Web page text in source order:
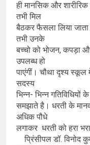
ही मानसिक और
तभी मिल
बैठकर फैसला लिया
तभी उनके
बच्चो को भोजन, कपड़ा
उपलब्ध हो
पाएंगीं। चौथा दृश्य
सदस्य
भिन्न- भिन्न गतिविधियों
समझाते है। धरती के
अधिक पौधे
लगाकर धरती को हरा
प्रिंसीपल डॉ. विनोद